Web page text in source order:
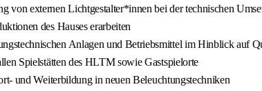
von externen Lichtgestalter*innen bei der technischen
des Hauses erarbeiten
Anlagen und Betriebsmittel im Hinblick auf
Spielstätten des HLTM sowie Gastspielorte
und Weiterbildung in neuen Beleuchtungstechniken